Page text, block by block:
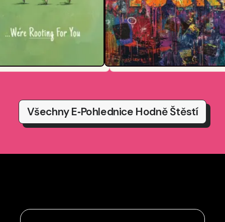
Všechny E‑pohlednice Hodně Štěstí